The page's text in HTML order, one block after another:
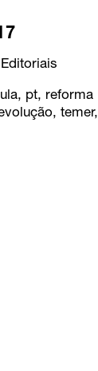
Editoriais
, pt, reforma
, temer,